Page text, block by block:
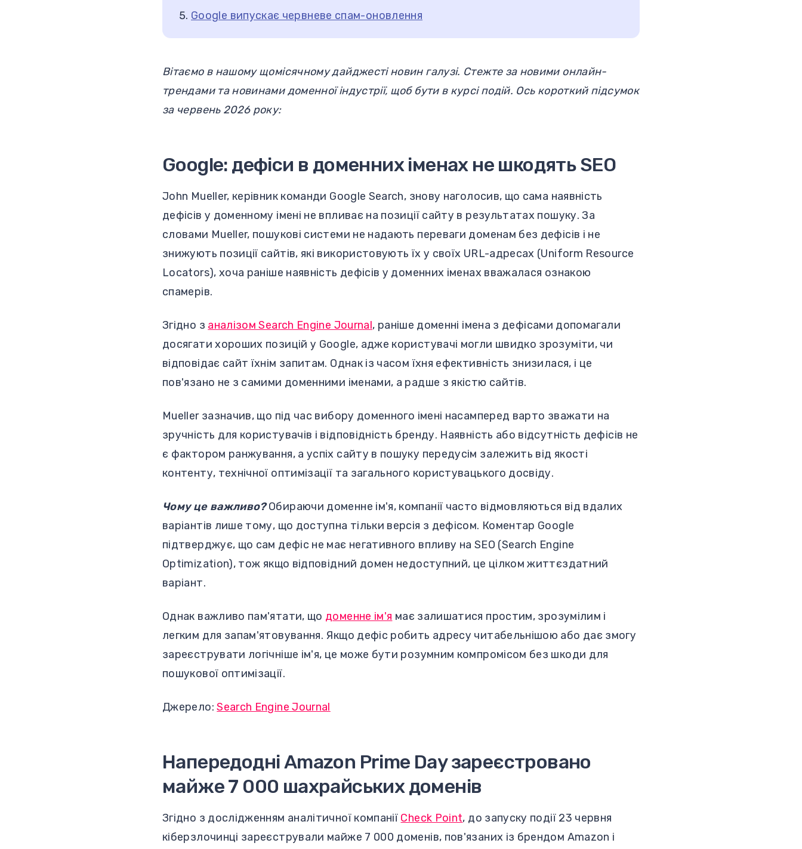
Google випускає червневе спам-оновлення
Вітаємо в нашому щомісячному дайджесті новин галузі. Стежте за новими онлайн-
трендами та новинами доменної індустрії, щоб бути в курсі подій. Ось короткий підсумок
за червень 2026 року:
Google: дефіси в доменних іменах не шкодять SEO
John Mueller, керівник команди Google Search, знову наголосив, що сама наявність
дефісів у доменному імені не впливає на позиції сайту в результатах пошуку. За
словами Mueller, пошукові системи не надають переваги доменам без дефісів і не
знижують позиції сайтів, які використовують їх у своїх URL-адресах (Uniform Resource
Locators), хоча раніше наявність дефісів у доменних іменах вважалася ознакою
спамерів.
Згідно з аналізом Search Engine Journal, раніше доменні імена з дефісами допомагали
досягати хороших позицій у Google, адже користувачі могли швидко зрозуміти, чи
відповідає сайт їхнім запитам. Однак із часом їхня ефективність знизилася, і це
пов'язано не з самими доменними іменами, а радше з якістю сайтів.
Mueller зазначив, що під час вибору доменного імені насамперед варто зважати на
зручність для користувачів і відповідність бренду. Наявність або відсутність дефісів не
є фактором ранжування, а успіх сайту в пошуку передусім залежить від якості
контенту, технічної оптимізації та загального користувацького досвіду.
Чому це важливо?Обираючи доменне ім'я, компанії часто відмовляються від вдалих
варіантів лише тому, що доступна тільки версія з дефісом. Коментар Google
підтверджує, що сам дефіс не має негативного впливу на SEO (Search Engine
Optimization), тож якщо відповідний домен недоступний, це цілком життєздатний
варіант.
Однак важливо пам'ятати, що доменне ім'я має залишатися простим, зрозумілим і
легким для запам'ятовування. Якщо дефіс робить адресу читабельнішою або дає змогу
зареєструвати логічніше ім'я, це може бути розумним компромісом без шкоди для
пошукової оптимізації.
Джерело:Search Engine Journal
Напередодні Amazon Prime Day зареєстровано
майже 7 000 шахрайських доменів
Згідно з дослідженням аналітичної компанії Check Point, до запуску події 23 червня
кіберзлочинці зареєстрували майже 7 000 доменів, пов'язаних із брендом Amazon і